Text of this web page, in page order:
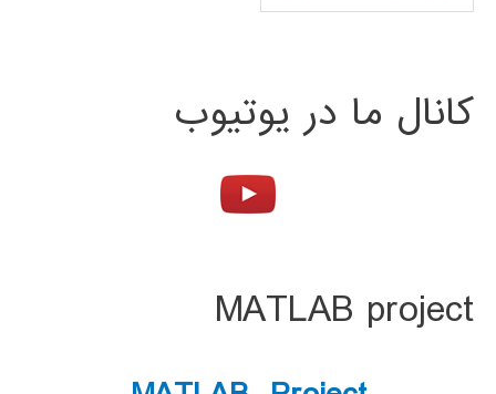
کانال ما در یوتیوب
MATLAB project